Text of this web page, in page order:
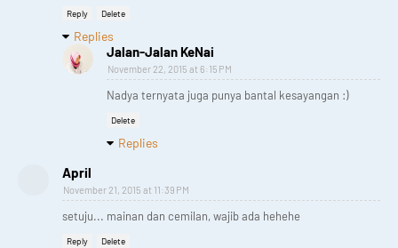
Reply Delete
Replies
Jalan-Jalan KeNai
November 22, 2015 at 6:15 PM
Nadya ternyata juga punya bantal kesayangan :)
Delete
Replies
April
November 21, 2015 at 11:39 PM
setuju... mainan dan cemilan, wajib ada hehehe
Reply Delete